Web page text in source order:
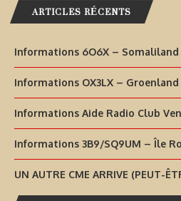
ARTICLES RÉCENTS
Informations 6O6X – Somaliland
Informations OX3LX – Groenland
Informations Aide Radio Club
Informations 3B9/SQ9UM – Île
UN AUTRE CME ARRIVE (PEUT-